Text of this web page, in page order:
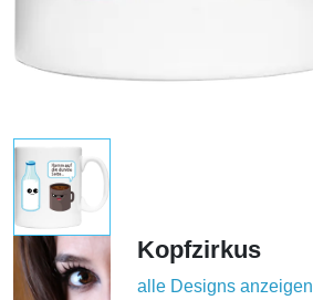
Kopfzirkus
alle Designs anzeigen